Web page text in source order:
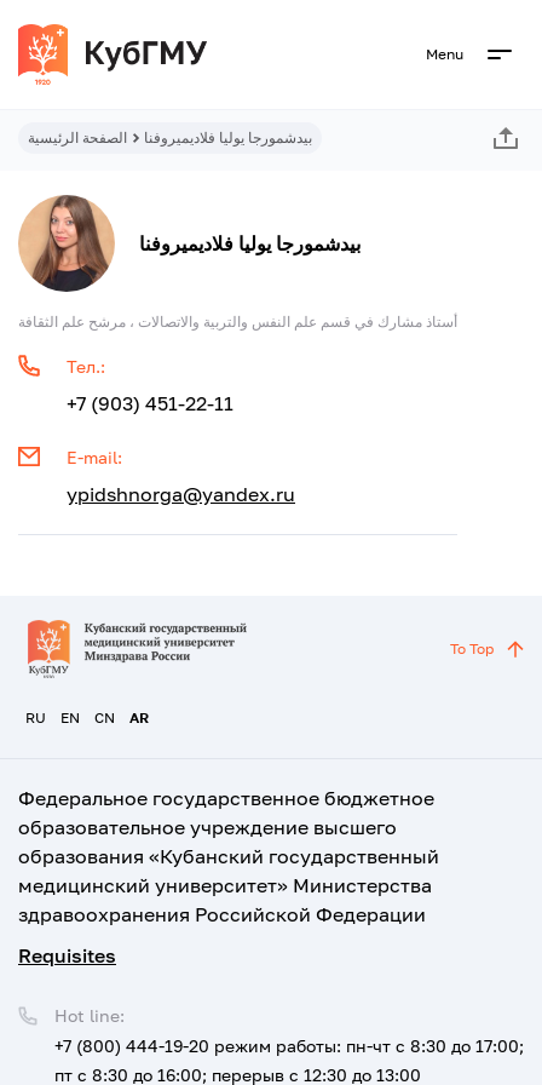
Menu
الصفحة الرئيسية بيدشمورجا يوليا فلاديميروفنا
بيدشمورجا يوليا فلاديميروفنا
أستاذ مشارك في قسم علم النفس والتربية والاتصالات ، مرشح علم الثقافة
Тел.:
+7 (903) 451-22-11
E-mail:
ypidshnorga@yandex.ru
RU EN CN AR
To Top
Федеральное государственное бюджетное
образовательное учреждение высшего
образования «Кубанский государственный
медицинский университет» Министерства
здравоохранения Российской Федерации
Requisites
Hot line:
+7 (800) 444-19-20 режим работы: пн-чт с 8:30 до 17:00;
пт с 8:30 до 16:00; перерыв с 12:30 до 13:00